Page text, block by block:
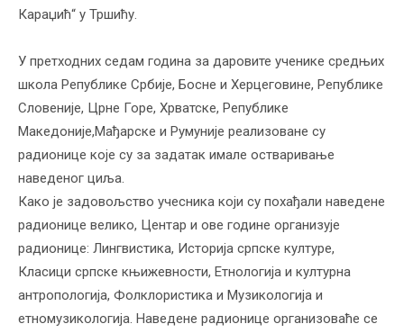
Караџић“ у Тршићу.
У претходних седам година за даровите ученике средњих
школа Републике Србије, Босне и Херцеговине, Републике
Словеније, Црне Горе, Хрватске, Републике
Македоније,Мађарске и Румуније реализоване су
радионице које су за задатак имале остваривање
наведеног циља.
Како је задовољство учесника који су похађали наведене
радионице велико, Центар и ове године организује
радионице: Лингвистика, Историја српске културе,
Класици српске књижевности, Етнологија и културна
антропологија, Фолклористика и Музикологија и
етномузикологија. Наведене радионице организоваће се